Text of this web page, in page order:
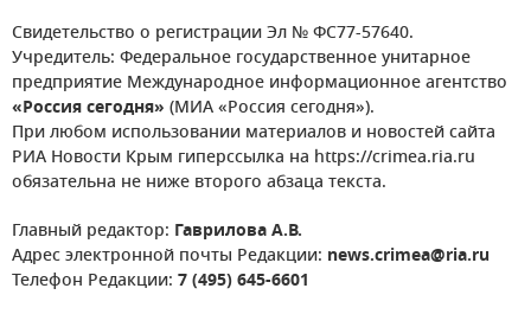
Свидетельство о регистрации Эл № ФС77-57640.
Учредитель: Федеральное государственное унитарное
предприятие Международное информационное агентство
«Россия сегодня» (МИА «Россия сегодня»).
При любом использовании материалов и новостей сайта
РИА Новости Крым гиперссылка на https://crimea.ria.ru
обязательна не ниже второго абзаца текста.
Главный редактор: Гаврилова А.В.
Адрес электронной почты Редакции: news.crimea@ria.ru
Телефон Редакции: 7 (495) 645-6601